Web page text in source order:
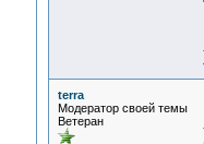
terra
Модератор своей темы
Ветеран